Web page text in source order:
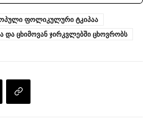
ფოლიკულური ტკიპაა
ცხიმოვან ჯირკვლებში ცხოვრობს